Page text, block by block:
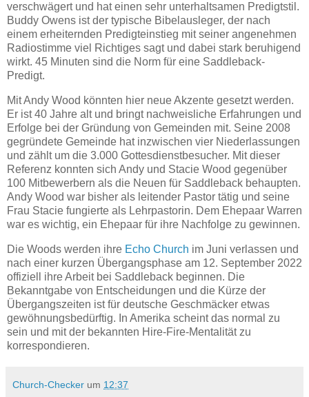
verschwägert und hat einen sehr unterhaltsamen Predigtstil.
Buddy Owens ist der typische Bibelausleger, der nach
einem erheiternden Predigteinstieg mit seiner angenehmen
Radiostimme viel Richtiges sagt und dabei stark beruhigend
wirkt. 45 Minuten sind die Norm für eine Saddleback-
Predigt.
Mit Andy Wood könnten hier neue Akzente gesetzt werden.
Er ist 40 Jahre alt und bringt nachweisliche Erfahrungen und
Erfolge bei der Gründung von Gemeinden mit. Seine 2008
gegründete Gemeinde hat inzwischen vier Niederlassungen
und zählt um die 3.000 Gottesdienstbesucher. Mit dieser
Referenz konnten sich Andy und Stacie Wood gegenüber
100 Mitbewerbern als die Neuen für Saddleback behaupten.
Andy Wood war bisher als leitender Pastor tätig und seine
Frau Stacie fungierte als Lehrpastorin. Dem Ehepaar Warren
war es wichtig, ein Ehepaar für ihre Nachfolge zu gewinnen.
Die Woods werden ihre Echo Church im Juni verlassen und
nach einer kurzen Übergangsphase am 12. September 2022
offiziell ihre Arbeit bei Saddleback beginnen. Die
Bekanntgabe von Entscheidungen und die Kürze der
Übergangszeiten ist für deutsche Geschmäcker etwas
gewöhnungsbedürftig. In Amerika scheint das normal zu
sein und mit der bekannten Hire-Fire-Mentalität zu
korrespondieren.
Church-Checker um 12:37